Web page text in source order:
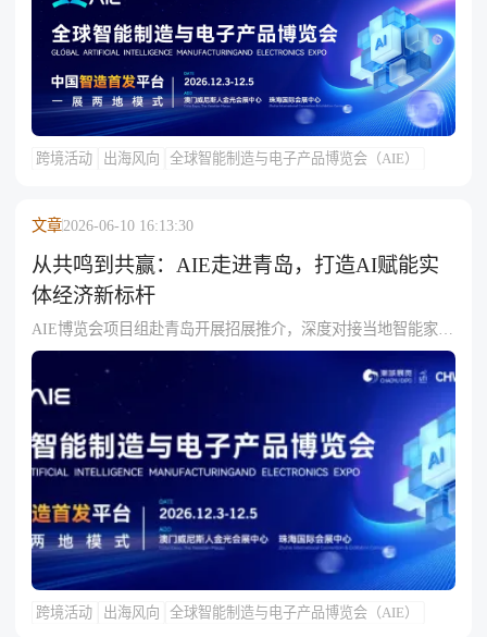
莞丰协电子/东兴铝业、安诺机器人、珠海精广包装机械与速联
通信电缆等十家珠粤港澳国家级高新及专精特新企业，覆盖电
池、工业机器人、测控仪器、焊机、线缆及智能灌装设备，展
会提供技术首发与跨国采供对接平台。
跨境活动 出海风向 全球智能制造与电子产品博览会（AIE）
文章2026-06-10 16:13:30
从共鸣到共赢：AIE走进青岛，打造AI赋能实
体经济新标杆
AIE博览会项目组赴青岛开展招展推介，深度对接当地智能家
电、轨道交通等特色产业带，联合市外贸数字化赋能中心与海
尔智家、海信视像、澳柯玛等十余家头部企业座谈；2026 AIE
展会立足澳门自由港及大湾区产业链优势，聚焦智能装备与智
能家居，助青岛制造企业借"生态共建+跨境赋能"拓RCEP及全
球市场，探索"AI+实体经济"融合的青岛模式。
跨境活动 出海风向 全球智能制造与电子产品博览会（AIE）